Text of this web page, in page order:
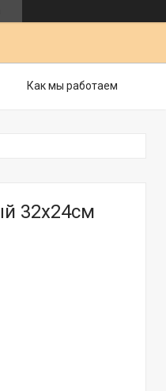
Как мы работаем
32х24см